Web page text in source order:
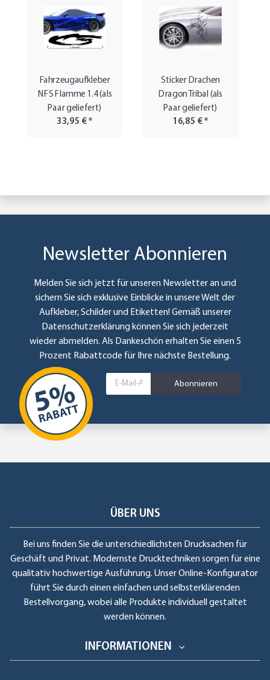
Fahrzeugaufkleber
NFS Flamme 1.4 (als
Paar geliefert)
33,95 €*
Sticker Drachen
Dragon Tribal (als
Paar geliefert)
16,85 €*
Newsletter Abonnieren
Melden Sie sich jetzt für unseren Newsletter an und
sichern Sie sich exklusive Einblicke in unsere Welt der
Aufkleber, Schilder und Etiketten! Gemäß unserer
Datenschutzerklärung können Sie sich jederzeit
wieder abmelden. Als Dankeschön erhalten Sie einen 5
Prozent Rabattcode für Ihre nächste Bestellung.
Abonnieren
ÜBER UNS
Bei uns finden Sie die unterschiedlichsten Drucksachen für
Geschäft und Privat. Modernste Drucktechniken sorgen für eine
qualitativ hochwertige Ausführung. Unser Online-Konfigurator
führt Sie durch einen einfachen und selbsterklärenden
Bestellvorgang, wobei alle Produkte individuell gestaltet
werden können.
INFORMATIONEN